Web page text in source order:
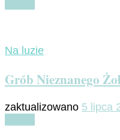
Na luzie
Grób Nieznanego
zaktualizowano 5 lipca